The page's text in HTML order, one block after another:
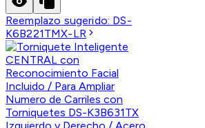
Reemplazo sugerido: DS-
K6B221TMX-LR